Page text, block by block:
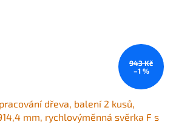
943 Kč
–1 %
dřeva, balení 2 kusů,
mm, rychlovýměnná svěrka F s